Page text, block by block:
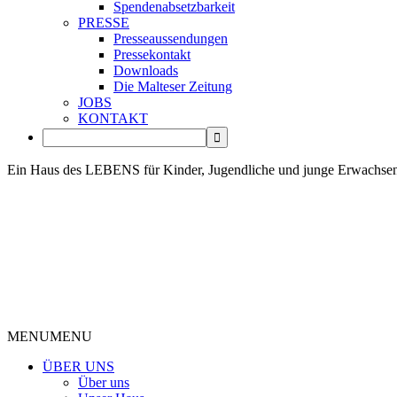
Spendenabsetzbarkeit
PRESSE
Presseaussendungen
Pressekontakt
Downloads
Die Malteser Zeitung
JOBS
KONTAKT
Ein Haus des LEBENS für Kinder, Jugendliche und junge
MENUMENU
ÜBER UNS
Über uns